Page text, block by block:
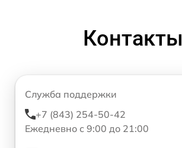
Контакты
Служба поддержки
+7 (843) 254-50-42
Ежедневно с 9:00 до 21:00